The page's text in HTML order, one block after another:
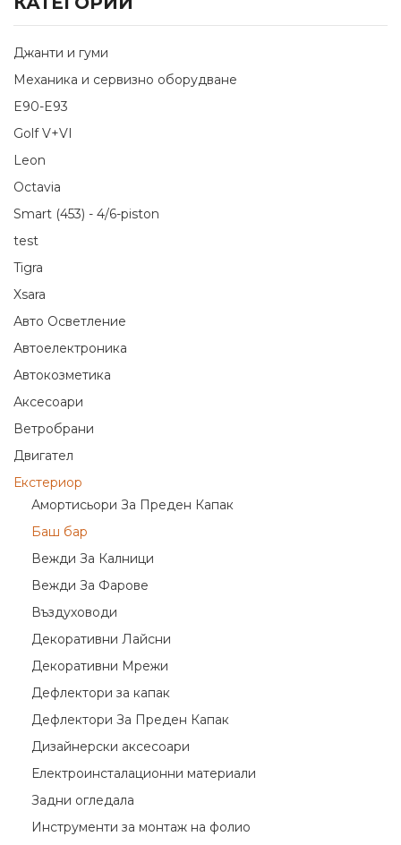
Джанти и гуми
Механика и сервизно оборудване
E90-E93
Golf V+VI
Leon
Octavia
Smart (453) - 4/6-piston
test
Tigra
Xsara
Авто Осветление
Автоелектроника
Автокозметика
Аксесоари
Ветробрани
Двигател
Екстериор
Амортисьори За Преден Капак
Баш бар
Вежди За Калници
Вежди За Фарове
Въздуховоди
Декоративни Лайсни
Декоративни Мрежи
Дефлектори за капак
Дефлектори За Преден Капак
Дизайнерски аксесоари
Електроинсталационни материали
Задни огледала
Инструменти за монтаж на фолио